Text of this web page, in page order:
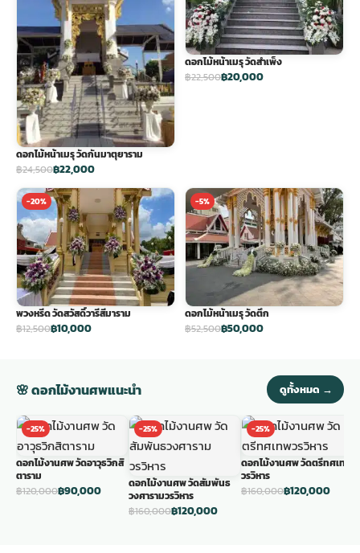
ดอกไม้หน้าเมรุ วัดกันมาตุยาราม
฿24,500฿22,000
ดอกไม้หน้าเมรุ วัดสำเพ็ง
฿22,500฿20,000
-20%
พวงหรีด วัดสวัสดิ์วารีสีมาราม
฿12,500฿10,000
-5%
ดอกไม้หน้าเมรุ วัดตึก
฿52,500฿50,000
🌸 ดอกไม้งานศพแนะนำ ดูทั้งหมด →
-25%
ดอกไม้งานศพ วัดอาวุธวิกสิ
ตาราม
฿120,000฿90,000
-25%
ดอกไม้งานศพ วัดสัมพันธ
วงศารามวรวิหาร
฿160,000฿120,000
-25%
ดอกไม้งานศพ วัดตรีทศเทพ
วรวิหาร
฿160,000฿120,000